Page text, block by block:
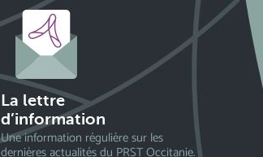
La lettre
d’information
Une information régulière sur les
dernières actualités du PRST Occitanie.